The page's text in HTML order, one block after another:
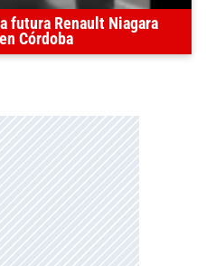
futura Renault Niagara
Córdoba